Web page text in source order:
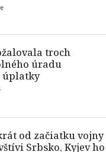
troch
úradu
úplatky
od začiatku vojny
Srbsko, Kyjev ho